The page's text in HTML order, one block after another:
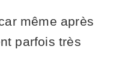
même après
parfois très